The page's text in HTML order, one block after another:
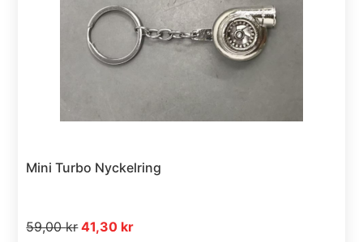
Mini Turbo Nyckelring
59,00kr 41,30 kr